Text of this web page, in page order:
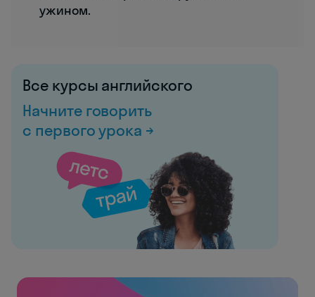
ужином.
Все курсы английского
Начните говорить
с первого урока →